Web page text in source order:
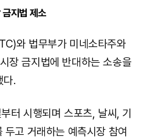
지법 제소
와 법무부가 미네소타주와
장 금지법에 반대하는 소송을
다.
터 시행되며 스포츠, 날씨, 기
고 거래하는 예측시장 참여